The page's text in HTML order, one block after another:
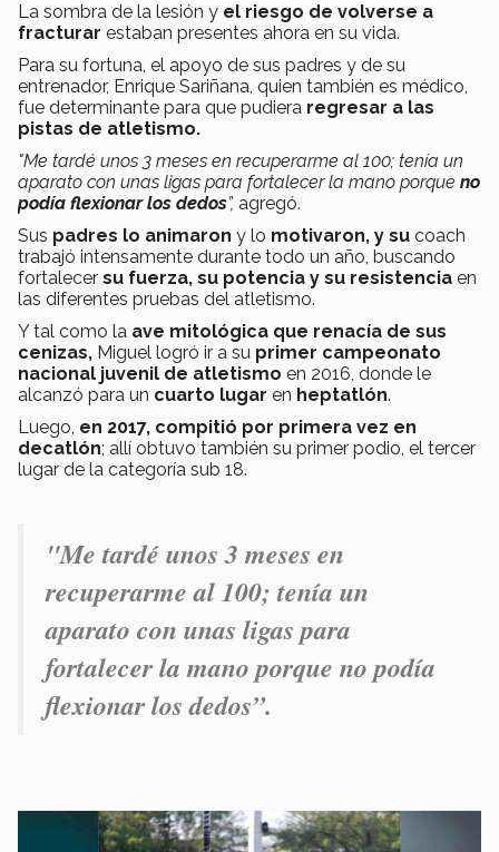
La sombra de la lesión y el riesgo de volverse a
fracturar estaban presentes ahora en su vida.
Para su fortuna, el apoyo de sus padres y de su
entrenador, Enrique Sariñana, quien también es médico,
fue determinante para que pudiera regresar a las
pistas de atletismo.
"Me tardé unos 3 meses en recuperarme al 100; tenía un
aparato con unas ligas para fortalecer la mano porque no
podía flexionar los dedos”, agregó.
Sus padres lo animaron y lo motivaron, y su coach
trabajó intensamente durante todo un año, buscando
fortalecer su fuerza, su potencia y su resistencia en
las diferentes pruebas del atletismo.
Y tal como la ave mitológica que renacía de sus
cenizas, Miguel logró ir a su primer campeonato
nacional juvenil de atletismo en 2016, donde le
alcanzó para un cuarto lugar en heptatlón.
Luego, en 2017, compitió por primera vez en
decatlón; allí obtuvo también su primer podio, el tercer
lugar de la categoría sub 18.
"Me tardé unos 3 meses en
recuperarme al 100; tenía un
aparato con unas ligas para
fortalecer la mano porque no podía
flexionar los dedos”.